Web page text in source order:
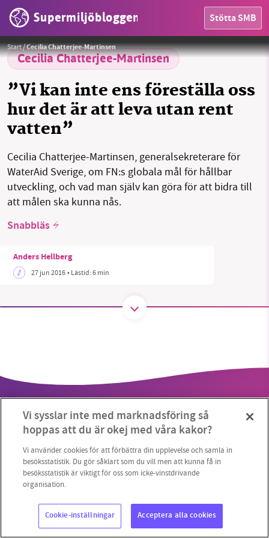
Supermiljöbloggen Stötta SMB
OMRÅDEN
MILJÖFAKTA
OM OSS
Sök Sparade inlägg Tipsa oss
Facebook Instagram BlueSky
Start/Cecilia Chatterjee-Martinsen
Cecilia Chatterjee-Martinsen
”Vi kan inte ens föreställa oss
hur det är att leva utan rent
vatten”
Cecilia Chatterjee-Martinsen, generalsekreterare för
WaterAid Sverige, om FN:s globala mål för hållbar
utveckling, och vad man själv kan göra för att bidra till
att målen ska kunna nås.
Snabbläs
Anders Hellberg
27 jun 2016• Lästid:6 min
Foto: Oscar Segerström. Wateraids styrelse och anställda.Foto:Oscar Segerström
Copyright 2023 © Supermiljöbloggen Cookieinställningar
utveckla vårt arbete – och vi hoppas att du
vill hjälpa oss.
Stötta vårt arbete genom att swisha en slant till
1231368703
Läs vad vi vill göra
Vi sysslar inte med marknadsföring så
hoppas att du är okej med våra kakor?
Vi använder cookies för att förbättra din upplevelse och samla in
besöksstatistik. Du gör såklart som du vill men att kunna få in
besöksstatistik är viktigt för oss som icke-vinstdrivande
organisation.
Cookie-inställningar Acceptera alla cookies